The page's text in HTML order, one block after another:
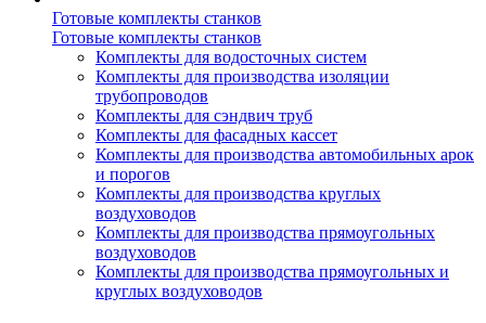
Готовые комплекты станков
Готовые комплекты станков
Комплекты для водосточных систем
Комплекты для производства изоляции
трубопроводов
Комплекты для сэндвич труб
Комплекты для фасадных кассет
Комплекты для производства автомобильных арок
и порогов
Комплекты для производства круглых
воздуховодов
Комплекты для производства прямоугольных
воздуховодов
Комплекты для производства прямоугольных и
круглых воздуховодов